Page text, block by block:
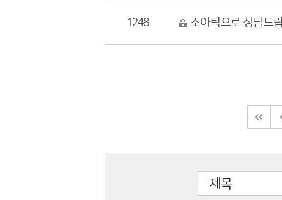
1248 소아틱으로 상담드